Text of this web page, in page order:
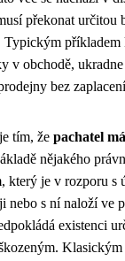
překonat určitou
příkladem
v obchodě,
bez
tím, že pachatel
nějakého
který je v rozporu s
nebo s ní naloží ve
existenci